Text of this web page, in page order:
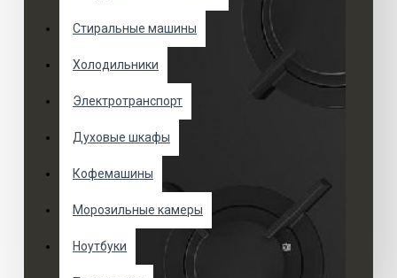
Стиральные машины
Холодильники
Электротранспорт
Духовые шкафы
Кофемашины
Морозильные камеры
Ноутбуки